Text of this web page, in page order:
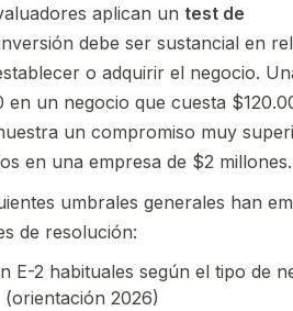
aplican un test de
debe ser sustancial en
o adquirir el negocio.
en un negocio que cuesta
un compromiso muy
en una empresa de $2 millones.
umbrales generales han
de resolución:
E-2 habituales según el tipo de
(orientación 2026)